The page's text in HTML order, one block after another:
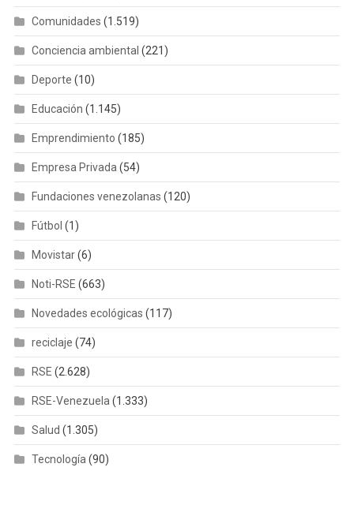
Comunidades (1.519)
Conciencia ambiental (221)
Deporte (10)
Educación (1.145)
Emprendimiento (185)
Empresa Privada(54)
Fundaciones venezolanas (120)
Fútbol (1)
Movistar(6)
Noti-RSE (663)
Novedades ecológicas (117)
reciclaje (74)
RSE (2.628)
RSE-Venezuela(1.333)
Salud (1.305)
Tecnología(90)